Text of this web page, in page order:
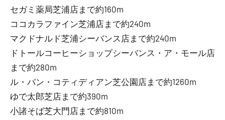
セガミ薬局芝浦店まで約160m
ココカラファイン芝浦店まで約240m
マクドナルド芝浦シーバンス店まで約240m
ドトールコーヒーショップシーバンス・ア・モール店
まで約280m
ル・パン・コティディアン芝公園店まで約1260m
ゆで太郎芝店まで約390m
小諸そば芝大門店まで約810m